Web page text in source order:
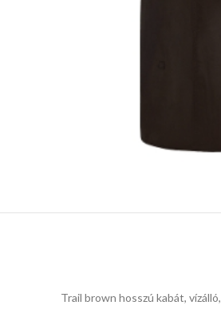
Trail brown hosszú kabát,